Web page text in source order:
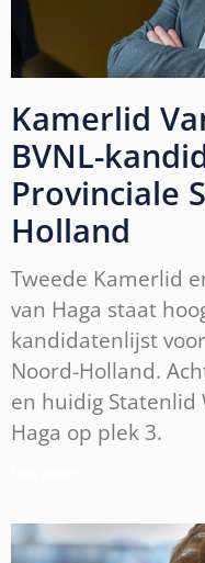
Kamerlid
BVNL-
Provinciale
Holland
Tweede Kamerlid
van Haga staat
kandidatenlijst
Noord-Holland.
en huidig Statenlid
Haga op plek 3.